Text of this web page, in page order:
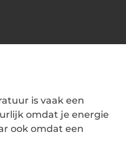
is vaak een
omdat je energie
ook omdat een